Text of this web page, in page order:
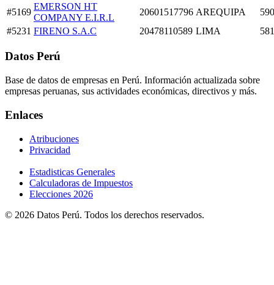
#5169
EMERSON HT
COMPANY E.I.R.L
20601517796 AREQUIPA
#5231 FIRENO S.A.C 20478110589 LIMA
Datos Perú
Base de datos de empresas en Perú. Información actualizada sobre
empresas peruanas, sus actividades económicas, directivos y más.
Enlaces
Atribuciones
Privacidad
Estadisticas Generales
Calculadoras de Impuestos
Elecciones 2026
© 2026 Datos Perú. Todos los derechos reservados.